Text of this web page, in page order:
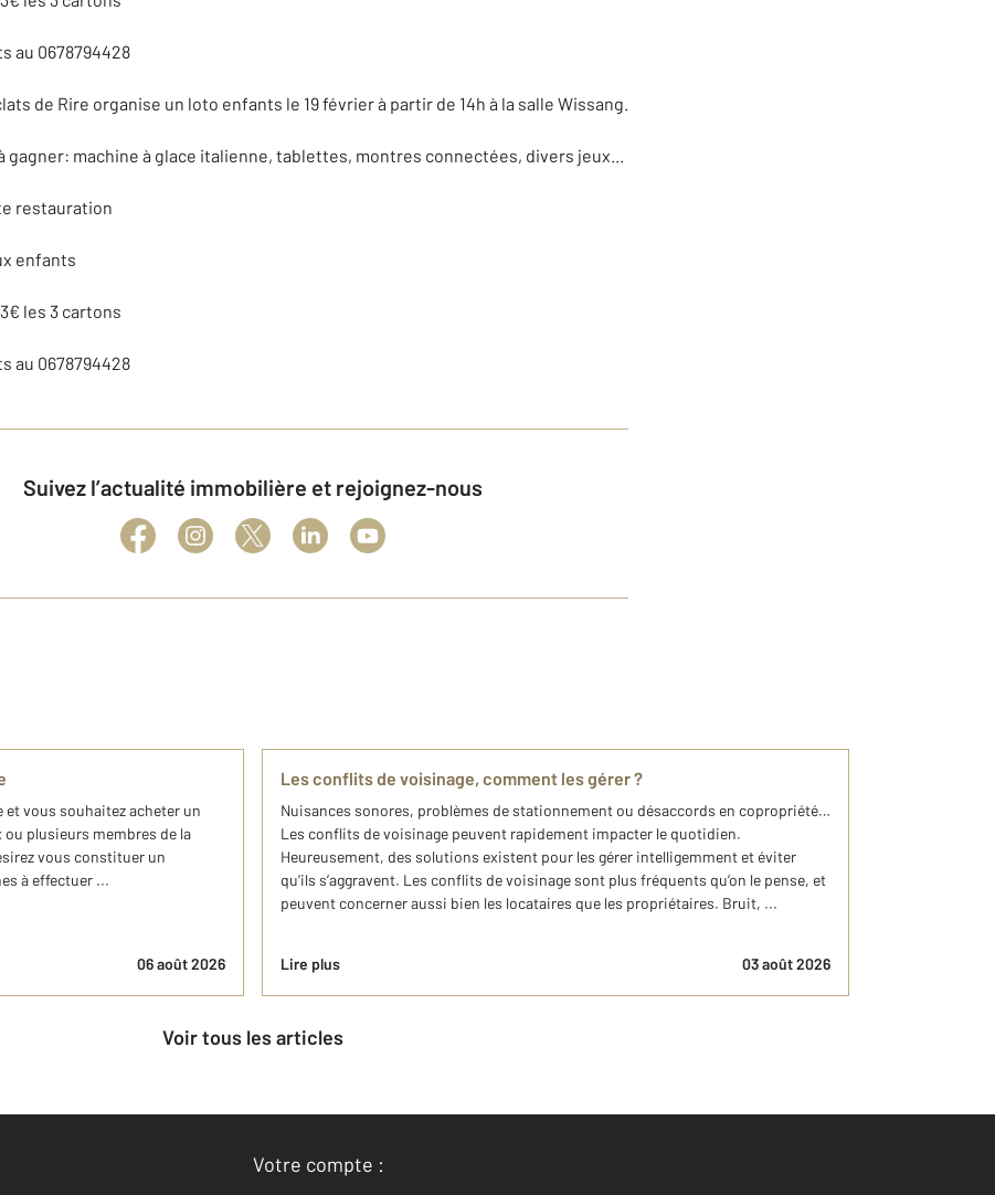
au 0678794428
de Rire organise un loto enfants le 19 février à partir de 14h à la salle Wissang.
gagner: machine à glace italienne, tablettes, montres connectées, divers jeux...
restauration
enfants
les 3 cartons
au 0678794428
Suivez l’actualité immobilière et rejoignez-nous
et vous souhaitez acheter un
plusieurs membres de la
vous constituer un
à effectuer ...
06 août 2026
Les conflits de voisinage, comment les gérer ?
Nuisances sonores, problèmes de stationnement ou désaccords en copropriété…
Les conflits de voisinage peuvent rapidement impacter le quotidien.
Heureusement, des solutions existent pour les gérer intelligemment et éviter
qu’ils s’aggravent. Les conflits de voisinage sont plus fréquents qu’on le pense, et
peuvent concerner aussi bien les locataires que les propriétaires. Bruit, ...
Lire plus 03 août 2026
Voir tous les articles
Votre compte :